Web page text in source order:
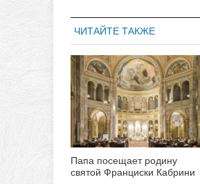
ЧИТАЙТЕ ТАКЖЕ
Папа посещает родину
святой Франциски Кабрини